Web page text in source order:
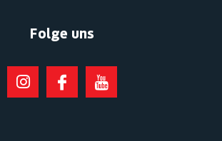
Folge uns